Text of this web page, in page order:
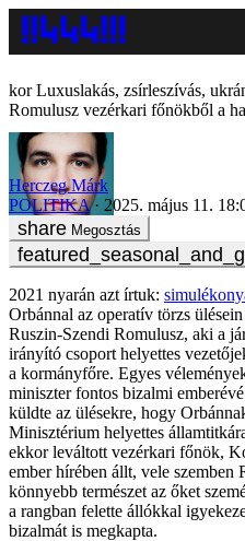
Luxuslakás, zsírleszívás,
Romulusz vezérkari főnökből a
Herczeg Márk
POLITIKA
2025. május 11.
Megosztás
2021 nyarán azt írtuk:
Orbánnal az operatív törzs
Ruszin-Szendi Romulusz, aki a
irányító csoport helyettes
a kormányfőre. Egyes
miniszter fontos bizalmi
küldte az ülésekre, hogy
Minisztérium helyettes
ekkor leváltott vezérkari főnök,
ember hírében állt, vele szemben
könnyebb természet az őket
a rangban felette állókkal
bizalmát is megkapta.